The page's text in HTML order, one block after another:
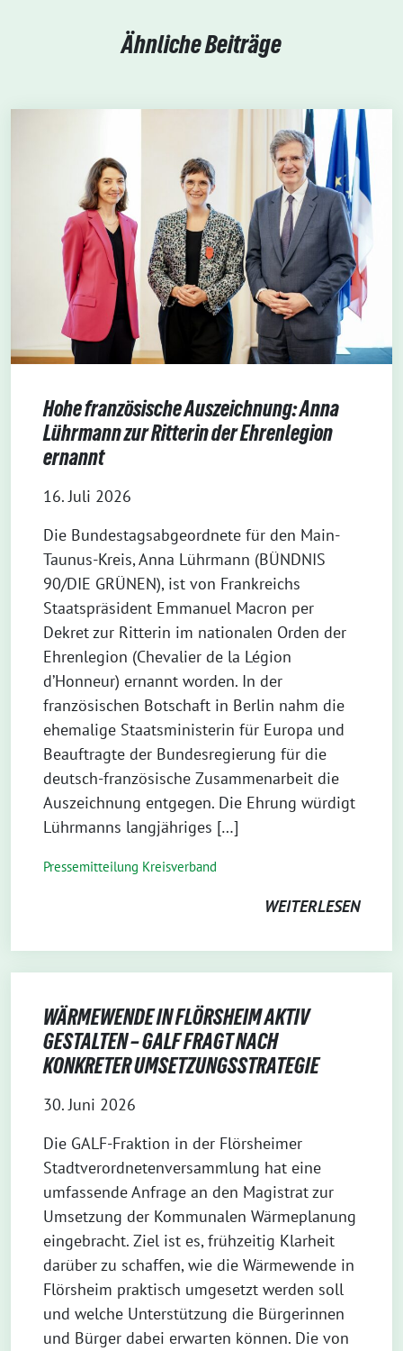
Ähnliche Beiträge
Hohe französische Auszeichnung: Anna
Lührmann zur Ritterin der Ehrenlegion
ernannt
16. Juli 2026
Die Bundestagsabgeordnete für den Main-
Taunus-Kreis, Anna Lührmann (BÜNDNIS
90/DIE GRÜNEN), ist von Frankreichs
Staatspräsident Emmanuel Macron per
Dekret zur Ritterin im nationalen Orden der
Ehrenlegion (Chevalier de la Légion
d’Honneur) ernannt worden. In der
französischen Botschaft in Berlin nahm die
ehemalige Staatsministerin für Europa und
Beauftragte der Bundesregierung für die
deutsch-französische Zusammenarbeit die
Auszeichnung entgegen. Die Ehrung würdigt
Lührmanns langjähriges […]
Pressemitteilung Kreisverband
WEITERLESEN
WÄRMEWENDE IN FLÖRSHEIM AKTIV
GESTALTEN – GALF FRAGT NACH
KONKRETER UMSETZUNGSSTRATEGIE
30. Juni 2026
Die GALF-Fraktion in der Flörsheimer
Stadtverordnetenversammlung hat eine
umfassende Anfrage an den Magistrat zur
Umsetzung der Kommunalen Wärmeplanung
eingebracht. Ziel ist es, frühzeitig Klarheit
darüber zu schaffen, wie die Wärmewende in
Flörsheim praktisch umgesetzt werden soll
und welche Unterstützung die Bürgerinnen
und Bürger dabei erwarten können. Die von